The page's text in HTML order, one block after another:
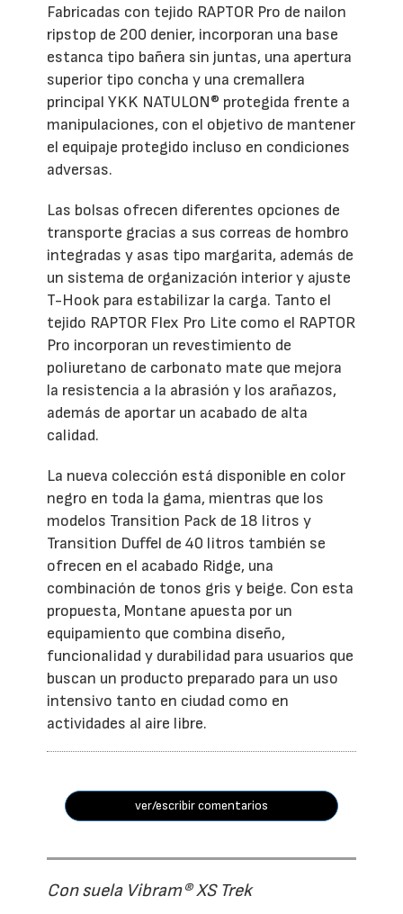
Fabricadas con tejido RAPTOR Pro de nailon
ripstop de 200 denier, incorporan una base
estanca tipo bañera sin juntas, una apertura
superior tipo concha y una cremallera
principal YKK NATULON® protegida frente a
manipulaciones, con el objetivo de mantener
el equipaje protegido incluso en condiciones
adversas.
Las bolsas ofrecen diferentes opciones de
transporte gracias a sus correas de hombro
integradas y asas tipo margarita, además de
un sistema de organización interior y ajuste
T-Hook para estabilizar la carga. Tanto el
tejido RAPTOR Flex Pro Lite como el RAPTOR
Pro incorporan un revestimiento de
poliuretano de carbonato mate que mejora
la resistencia a la abrasión y los arañazos,
además de aportar un acabado de alta
calidad.
La nueva colección está disponible en color
negro en toda la gama, mientras que los
modelos Transition Pack de 18 litros y
Transition Duffel de 40 litros también se
ofrecen en el acabado Ridge, una
combinación de tonos gris y beige. Con esta
propuesta, Montane apuesta por un
equipamiento que combina diseño,
funcionalidad y durabilidad para usuarios que
buscan un producto preparado para un uso
intensivo tanto en ciudad como en
actividades al aire libre.
ver/escribir comentarios
Con suela Vibram® XS Trek